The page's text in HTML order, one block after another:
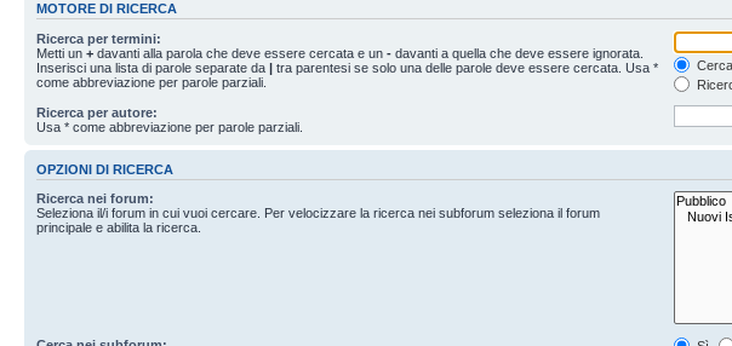
MOTORE DI RICERCA
Ricerca per termini:
Metti un + davanti alla parola che deve essere cercata e un - davanti a quella che deve essere ignorata.
Inserisci una lista di parole separate da | tra parentesi se solo una delle parole deve essere cercata. Usa *
come abbreviazione per parole parziali.
Ricerca per autore:
Usa * come abbreviazione per parole parziali.
OPZIONI DI RICERCA
Ricerca nei forum:
Seleziona il/i forum in cui vuoi cercare. Per velocizzare la ricerca nei subforum seleziona il forum
principale e abilita la ricerca.